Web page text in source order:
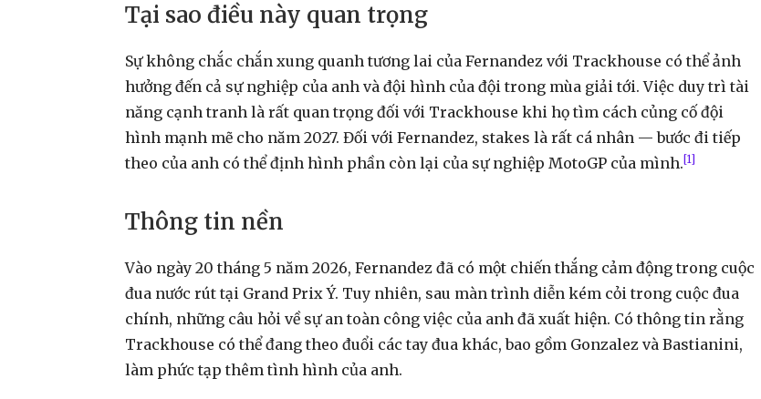
Tại sao điều này quan trọng
Sự không chắc chắn xung quanh tương lai của Fernandez với Trackhouse có thể ảnh
hưởng đến cả sự nghiệp của anh và đội hình của đội trong mùa giải tới. Việc duy trì tài
năng cạnh tranh là rất quan trọng đối với Trackhouse khi họ tìm cách củng cố đội
hình mạnh mẽ cho năm 2027. Đối với Fernandez, stakes là rất cá nhân — bước đi tiếp
theo của anh có thể định hình phần còn lại của sự nghiệp MotoGP của mình. [1]
Thông tin nền
Vào ngày 20 tháng 5 năm 2026, Fernandez đã có một chiến thắng cảm động trong cuộc
đua nước rút tại Grand Prix Ý. Tuy nhiên, sau màn trình diễn kém cỏi trong cuộc đua
chính, những câu hỏi về sự an toàn công việc của anh đã xuất hiện. Có thông tin rằng
Trackhouse có thể đang theo đuổi các tay đua khác, bao gồm Gonzalez và Bastianini,
làm phức tạp thêm tình hình của anh.